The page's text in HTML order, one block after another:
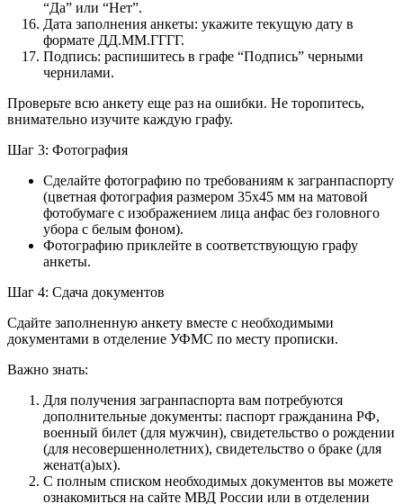
“Да” или “Нет”.
Дата заполнения анкеты: укажите текущую дату в
формате ДД.ММ.ГГГГ.
Подпись: распишитесь в графе “Подпись” черными
чернилами.
Проверьте всю анкету еще раз на ошибки. Не торопитесь,
внимательно изучите каждую графу.
Шаг 3: Фотография
Сделайте фотографию по требованиям к загранпаспорту
(цветная фотография размером 35х45 мм на матовой
фотобумаге с изображением лица анфас без головного
убора с белым фоном).
Фотографию приклейте в соответствующую графу
анкеты.
Шаг 4: Сдача документов
Сдайте заполненную анкету вместе с необходимыми
документами в отделение УФМС по месту прописки.
Важно знать:
Для получения загранпаспорта вам потребуются
дополнительные документы: паспорт гражданина РФ,
военный билет (для мужчин), свидетельство о рождении
(для несовершеннолетних), свидетельство о браке (для
женат(а)ых).
С полным списком необходимых документов вы можете
ознакомиться на сайте МВД России или в отделении